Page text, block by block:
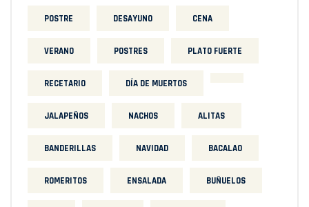
POSTRE DESAYUNO CENA
VERANO POSTRES PLATO FUERTE
RECETARIO DÍA DE MUERTOS
JALAPEÑOS NACHOS ALITAS
BANDERILLAS NAVIDAD BACALAO
ROMERITOS ENSALADA BUÑUELOS